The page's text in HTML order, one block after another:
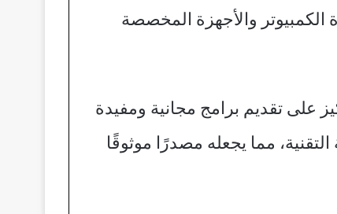
الكمبيوتر والأجهزة المخصصة
على تقديم برامج مجانية ومفيدة
مما يجعله مصدرًا موثوقًا